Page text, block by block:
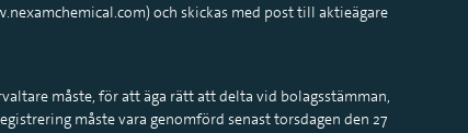
och skickas med post till aktieägare
måste, för att äga rätt att delta vid bolagsstämman,
måste vara genomförd senast torsdagen den 27